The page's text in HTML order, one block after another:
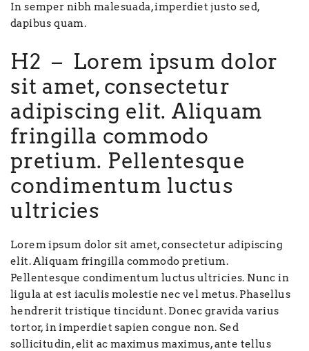
In semper nibh malesuada, imperdiet justo sed,
dapibus quam.
H2 – Lorem ipsum dolor
sit amet, consectetur
adipiscing elit. Aliquam
fringilla commodo
pretium. Pellentesque
condimentum luctus
ultricies
Lorem ipsum dolor sit amet, consectetur adipiscing
elit. Aliquam fringilla commodo pretium.
Pellentesque condimentum luctus ultricies. Nunc in
ligula at est iaculis molestie nec vel metus. Phasellus
hendrerit tristique tincidunt. Donec gravida varius
tortor, in imperdiet sapien congue non. Sed
sollicitudin, elit ac maximus maximus, ante tellus